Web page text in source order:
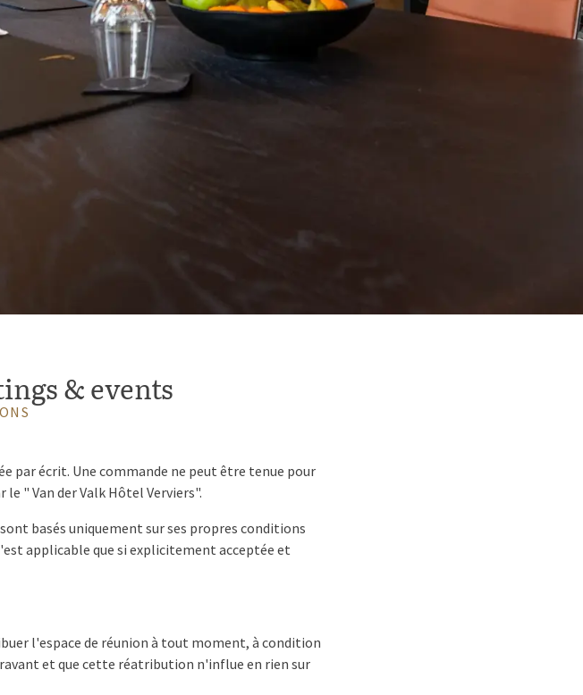
& events
par écrit. Une commande ne peut être tenue pour
" Van der Valk Hôtel Verviers".
basés uniquement sur ses propres conditions
applicable que si explicitement acceptée et
l'espace de réunion à tout moment, à condition
et que cette réatribution n'influe en rien sur